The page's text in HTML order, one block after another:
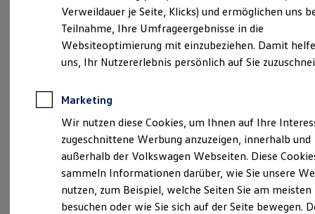
Wartungsverträge
Geschäftskunden
Professional Class bei Volkswagen
Großkunden
Behörden
Anpfiff zum Gewinn
Elektroautos
ID. Tutorials
Der neue ID. Polo
Der ID.4
Der ID.4 GTX
Der ID.5 GTX
Probefahrt vereinbaren
Verweildauer je Seite, Klicks) und ermöglichen uns
Teilnahme, Ihre Umfrageergebnisse in die
Websiteoptimierung mit einzubeziehen. Damit
uns, Ihr Nutzererlebnis persönlich auf Sie
Marketing
Wir nutzen diese Cookies, um Ihnen auf Ihre
zugeschnittene Werbung anzuzeigen, innerhalb und
außerhalb der Volkswagen Webseiten. Diese
sammeln Informationen darüber, wie Sie unsere
nutzen, zum Beispiel, welche Seiten Sie am meisten
besuchen oder wie Sie sich auf der Seite bewegen.